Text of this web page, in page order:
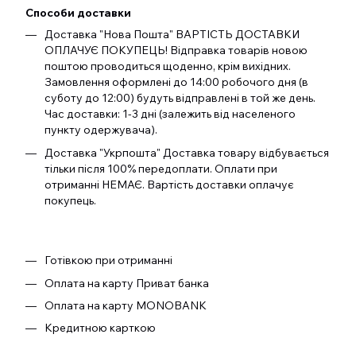
Способи доставки
Доставка "Нова Пошта" ВАРТІСТЬ ДОСТАВКИ
ОПЛАЧУЄ ПОКУПЕЦЬ! Відправка товарів новою
поштою проводиться щоденно, крім вихідних.
Замовлення оформлені до 14:00 робочого дня (в
суботу до 12:00) будуть відправлені в той же день.
Час доставки: 1-3 дні (залежить від населеного
пункту одержувача).
Доставка "Укрпошта" Доставка товару відбувається
тільки після 100% передоплати. Оплати при
отриманні НЕМАЄ. Вартість доставки оплачує
покупець.
Готівкою при отриманні
Оплата на карту Приват банка
Оплата на карту MONOBANK
Кредитною карткою